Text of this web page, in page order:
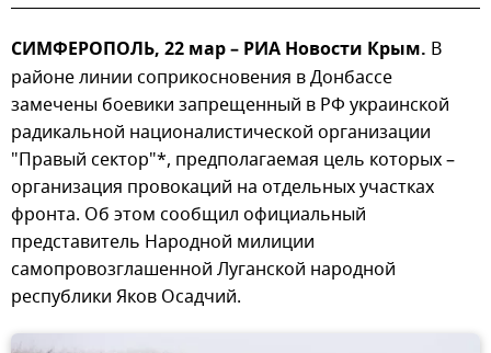
СИМФЕРОПОЛЬ, 22 мар – РИА Новости Крым. В
районе линии соприкосновения в Донбассе
замечены боевики запрещенный в РФ украинской
радикальной националистической организации
"Правый сектор"*, предполагаемая цель которых –
организация провокаций на отдельных участках
фронта. Об этом сообщил официальный
представитель Народной милиции
самопровозглашенной Луганской народной
республики Яков Осадчий.